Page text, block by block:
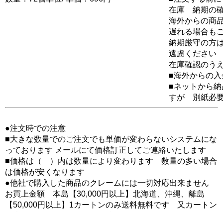
在庫 納期の
海外からの商
遅れる場合も
納期厳守の方
遠慮ください
在庫確認のう
■海外からの
■ネットから
すが 別紙必
●注文時での注意
■大きな数量でのご注文でも単価が変わらないシステムにな
っております メールにて価格訂正してご連絡いたします
■価格は（ ）内は数量により変わります 数量の多い場合
は価格が安くなります
●他社で購入した商品のクレームには一切対応出来ません
お買上金額 本島【30,000円以上】北海道、沖縄、離島
【50,000円以上】1カートンのみ送料無料です 又カートン